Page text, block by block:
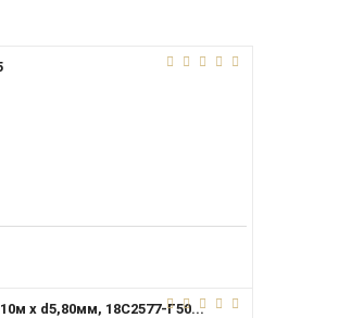
х d5,80мм, 18С2577-Г50...